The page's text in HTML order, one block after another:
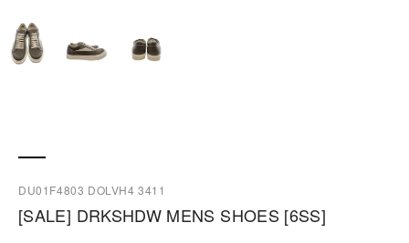
DU01F4803 DOLVH4 3411
[SALE] DRKSHDW MENS SHOES [6SS]